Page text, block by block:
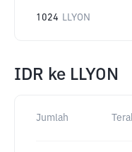
1024 LLYON
IDR ke LLYON
Jumlah